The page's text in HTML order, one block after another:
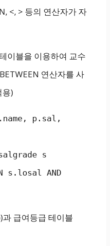
<, > 등의 연산자가 자
이블을 이용하여 교수
연산자를 사
용)
p.sal,
s
s.losal AND
급여등급 테이블